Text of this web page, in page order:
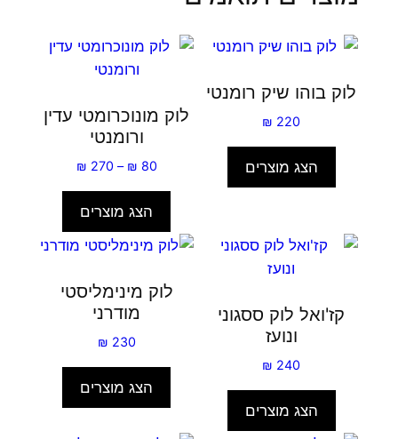
לוק בוהו שיק רומנטי
₪ 220
הצג מוצרים
לוק מונוכרומטי עדין
ורומנטי
₪ 80
–
₪ 270
⁦₪ 270⁩
הצג מוצרים
קז'ואל לוק ססגוני
ונועז
₪ 240
הצג מוצרים
לוק מינימליסטי
מודרני
₪ 230
הצג מוצרים